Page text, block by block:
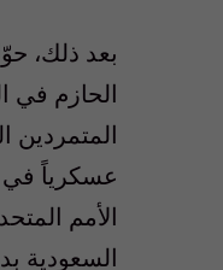
بعد ذلك،
الحازم في
المتمردين
السعودية